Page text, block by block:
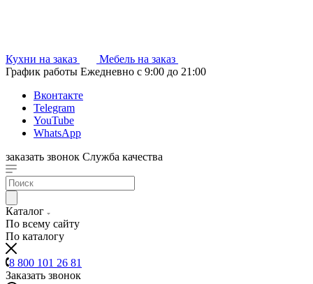
Кухни на заказ
Мебель на заказ
График работы Ежедневно с 9:00 до 21:00
Вконтакте
Telegram
YouTube
WhatsApp
заказать звонок Служба качества
Каталог
По всему сайту
По каталогу
8 800 101 26 81
Заказать звонок